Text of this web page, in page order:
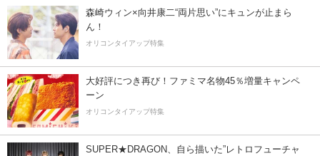
森崎ウィン×向井康二“両片思い”にキュンが止まら
ん！
オリコンタイアップ特集
大好評につき再び！ファミマ名物45％増量キャンペ
ーン
オリコンタイアップ特集
SUPER★DRAGON、自ら描いた”レトロフューチャ